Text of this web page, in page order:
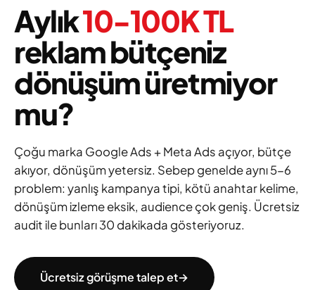
Aylık10-100K TL
reklam bütçeniz
dönüşüm üretmiyor
mu?
Çoğu marka Google Ads + Meta Ads açıyor, bütçe
akıyor, dönüşüm yetersiz. Sebep genelde aynı 5-6
problem: yanlış kampanya tipi, kötü anahtar kelime,
dönüşüm izleme eksik, audience çok geniş. Ücretsiz
audit ile bunları 30 dakikada gösteriyoruz.
Ücretsiz görüşme talep et→